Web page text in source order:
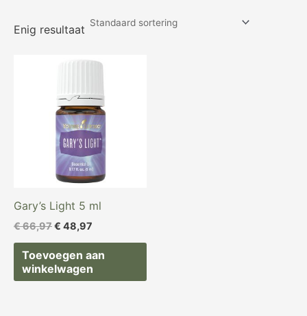
Enig resultaat
Gary’s Light 5 ml
€66,97
Oorspronkelijke
€ 66,97.
€ 48,97
Huidige
€ 48,97.
Toevoegen aan
winkelwagen